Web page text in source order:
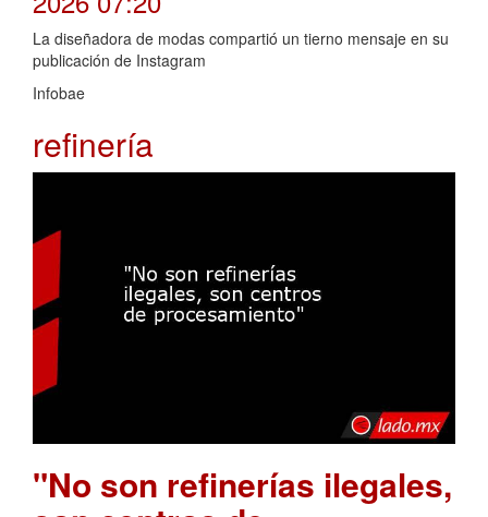
La diseñadora de modas compartió un tierno mensaje en su
publicación de Instagram
Infobae
refinería
"No son refinerías ilegales,